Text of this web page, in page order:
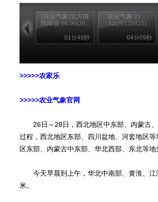
[农业气象]北方降
雨降温 06:00(20...
01分48秒
农业气象 21：
12(20120925)
04分09秒
>>>>>农家乐
>>>>>农业气象官网
26日～28日，西北地区中东部、内蒙古、
过程，西北地区东部、四川盆地、河套地区
区东部、内蒙古中东部、华北西部、东北等
今天早晨到上午，华北中南部、黄淮、江
米。